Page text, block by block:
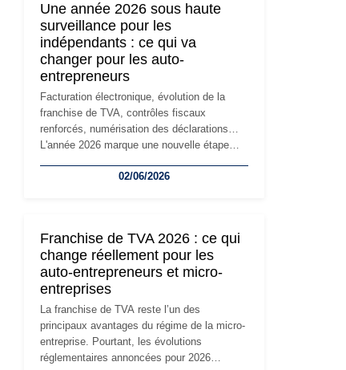
siège social répond souvent à une nouvelle
étape de la vie de l'entreprise et implique
plusieurs formalités obligatoires.
Une année 2026 sous haute
surveillance pour les
indépendants : ce qui va
changer pour les auto-
entrepreneurs
Facturation électronique, évolution de la
franchise de TVA, contrôles fiscaux
renforcés, numérisation des déclarations…
L'année 2026 marque une nouvelle étape
travailleurs indépendants. Si le régime de la
réglementaire plus exigeant. Décryptage des
principaux changements et des précautions
à prendre pour éviter les mauvaises
surprises.
02/06/2026
Franchise de TVA 2026 : ce qui
change réellement pour les
auto-entrepreneurs et micro-
entreprises
La franchise de TVA reste l’un des
principaux avantages du régime de la micro-
entreprise. Pourtant, les évolutions
réglementaires annoncées pour 2026